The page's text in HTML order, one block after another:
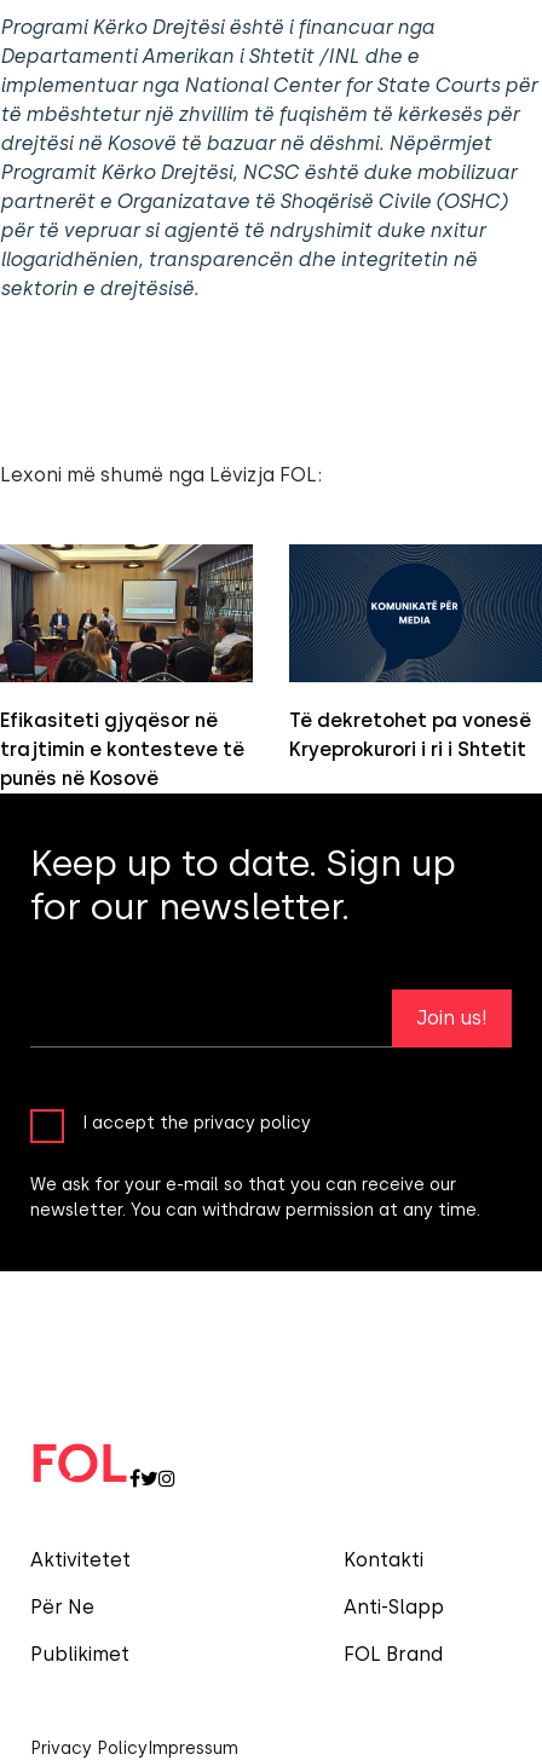
Programi Kërko Drejtësi është i financuar nga
Departamenti Amerikan i Shtetit /INL dhe e
implementuar nga National Center for State Courts për
të mbështetur një zhvillim të fuqishëm të kërkesës për
drejtësi në Kosovë të bazuar në dëshmi. Nëpërmjet
Programit Kërko Drejtësi, NCSC është duke mobilizuar
partnerët e Organizatave të Shoqërisë Civile (OSHC)
për të vepruar si agjentë të ndryshimit duke nxitur
llogaridhënien, transparencën dhe integritetin në
sektorin e drejtësisë.
Lexoni më shumë nga Lëvizja FOL:
Efikasiteti gjyqësor në
trajtimin e kontesteve të
punës në Kosovë
Të dekretohet pa vonesë
Kryeprokurori i ri i Shtetit
Aktivitetet
Për Ne
Publikimet
Kontakti
Anti-Slapp
FOL Brand
Privacy Policy Impressum
Keep up to date. Sign up
for our newsletter.
Join us!
I accept the privacy policy
We ask for your e-mail so that you can receive our
newsletter. You can withdraw permission at any time.